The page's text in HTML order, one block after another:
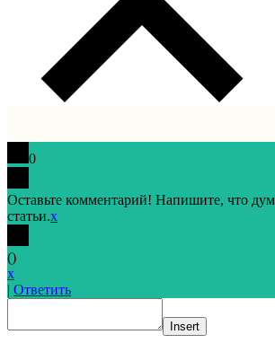
0
Оставьте комментарий! Напишите, что
статьи.x
()
x
| Ответить
Insert